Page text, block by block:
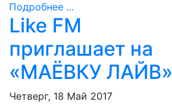
Подробнее ...
Like FM
приглашает на
«МАЁВКУ ЛАЙВ»
Четверг, 18 Май 2017